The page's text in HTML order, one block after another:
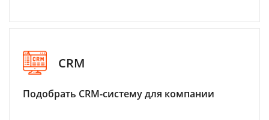
CRM
Подобрать CRM-систему для компании